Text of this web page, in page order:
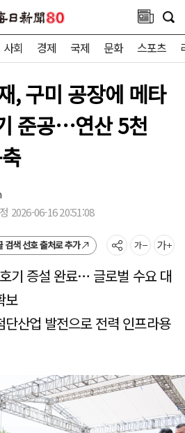
사회 경제 국제 문화 스포츠
, 구미 공장에 메타
준공…연산 5천
2026-06-16 20:51:08
검색 선호 출처로 추가
기 증설 완료… 글로벌 수요 대
보
단산업 발전으로 전력 인프라용